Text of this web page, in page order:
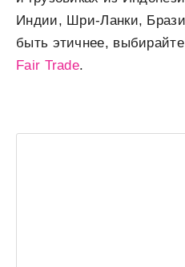
Индии, Шри-Ланки,
быть этичнее,
Fair Trade.